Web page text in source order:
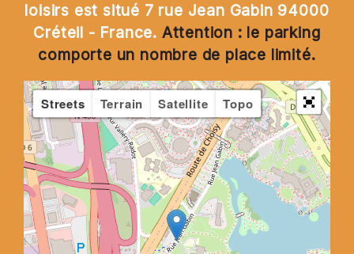
loisirs est situé 7 rue Jean Gabin 94000
Créteil - France. Attention : le parking
comporte un nombre de place limité.
Streets Terrain Satellite Topo